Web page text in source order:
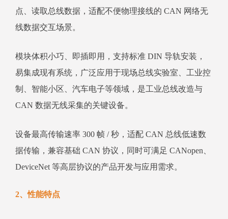
点、读取总线数据，适配不便物理接线的 CAN 网络无
线数据交互场景。
模块体积小巧、即插即用，支持标准 DIN 导轨安装，
易集成现有系统，广泛应用于现场总线实验室、工业控
制、智能小区、汽车电子等领域，是工业总线改造与
CAN 数据无线采集的关键设备。
设备最高传输速率 300 帧 / 秒，适配 CAN 总线低速数
据传输，兼容基础 CAN 协议，同时可满足 CANopen、
DeviceNet 等高层协议的产品开发与应用需求。
2、性能特点